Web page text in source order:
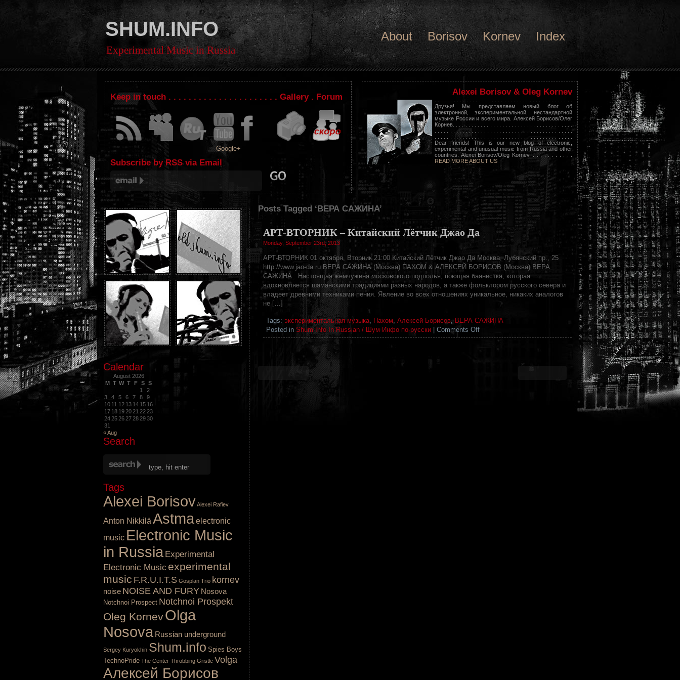
About Borisov Kornev Index
SHUM.INFO
Experimental Music in Russia
Alexei Borisov & Oleg Kornev
Друзья! Мы представляем новый блог об
электронной, экспериментальной, нестандартной
музыке России и всего мира. Алексей Борисов/Олег
Корнев. . . . . . . . . . . . . . . . . . . . . . . . . . . . . . . . . . . . . . .
. . . . . . . . . . . . . . . . . . . . . . . . . . . . . . . . . . . . . . . . . . . . .
. . . . . . . . . . . . . . . . . . . . . . . . . . . . . . . . . . . . . . . . . . . . .
Dear friends! This is our new blog of electronic,
experimental and unusual music from Russia and other
countries. Alexei Borisov/Oleg Kornev. . . . . . . . . . . .
READ MORE ABOUT US
Keep in touch . . . . . . . . . . . . . . . . . . . . . . Gallery . Forum
Google+
Subscribe by RSS via Email
Posts Tagged ‘ВЕРА САЖИНА’
АРТ-ВТОРНИК – Китайский Лётчик Джао Да
Monday, September 23rd, 2013
АРТ-ВТОРНИК 01 октября, Вторник 21:00 Китайский Лётчик Джао Да Москва, Лубянский пр., 25
http://www.jao-da.ru ВЕРА САЖИНА (Москва) ПАХОМ & АЛЕКСЕЙ БОРИСОВ (Москва) ВЕРА
САЖИНА : Настоящая жемчужина московского подполья, поющая баянистка, которая
вдохновляется шаманскими традициями разных народов, а также фольклором русского севера и
владеет древними техниками пения. Явление во всех отношениях уникальное, никаких аналогов
не […]
Tags: экспериментальная музыка, Пахом, Алексей Борисов, ВЕРА САЖИНА
Posted in Shum Info In Russian / Шум Инфо по-русски Comments Offon
АРТ-
Calendar
August 2026
M T W T F S
S
1
2
3
4 5 6 7 8
9
10 11 12 13 14 15 16
17 18 192021 2223
24252627282930
31
« Aug
Search
Tags
Alexei BorisovAlexei Rafiev
Anton Nikkilä Astmaelectronic
music Electronic Music
in Russia Experimental
Electronic Music experimental
music F.R.U.I.T.S Gosplan Trio kornev
noise NOISE AND FURY Nosova
Notchnoi Prospect Notchnoi Prospekt
Oleg KornevOlga
Nosova Russian underground
Sergey Kuryokhin Shum.info Spies Boys
TechnoPride The Center Throbbing Gristle Volga
Алексей Борисов